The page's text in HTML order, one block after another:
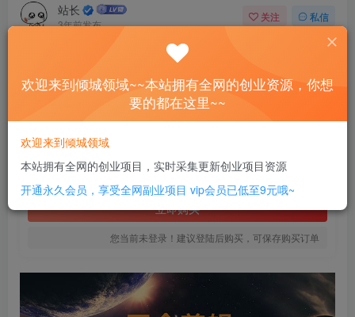
站长
3年前发布
关注 私信
不会剪辑也能做短剧推广搬运全流程：短剧推广搬运详细教程
此内容为付费资源，请付费后查看
SVIP全站会员 免费
立即购买
您当前未登录！建议登陆后购买，可保存购买订单
欢迎来到倾城领域~~本站拥有全网的创业资源，你想
要的都在这里~~
欢迎来到倾城领域
本站拥有全网的创业项目，实时采集更新创业项目资源
开通永久会员，享受全网副业项目 vip会员已低至9元哦~